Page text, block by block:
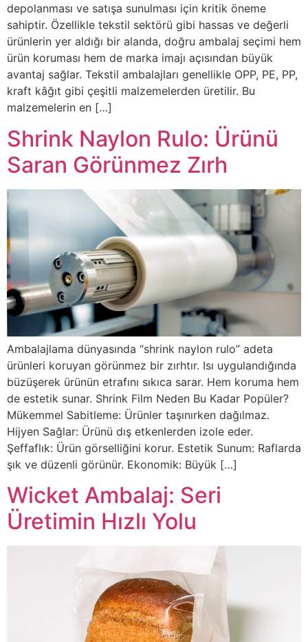
depolanması ve satışa sunulması için kritik öneme
sahiptir. Özellikle tekstil sektörü gibi hassas ve değerli
ürünlerin yer aldığı bir alanda, doğru ambalaj seçimi hem
ürün koruması hem de marka imajı açısından büyük
avantaj sağlar. Tekstil ambalajları genellikle OPP, PE, PP,
kraft kâğıt gibi çeşitli malzemelerden üretilir. Bu
malzemelerin en […]
Shrink Naylon Rulo: Ürünü
Saran Görünmez Zırh
Ambalajlama dünyasında “shrink naylon rulo” adeta
ürünleri koruyan görünmez bir zırhtır. Isı uygulandığında
büzüşerek ürünün etrafını sıkıca sarar. Hem koruma hem
de estetik sunar. Shrink Film Neden Bu Kadar Popüler?
Mükemmel Sabitleme: Ürünler taşınırken dağılmaz.
Hijyen Sağlar: Ürünü dış etkenlerden izole eder.
Şeffaflık: Ürün görselliğini korur. Estetik Sunum: Raflarda
şık ve düzenli görünür. Ekonomik: Büyük […]
Wicket Ambalaj: Seri
Üretimin Hızlı Yolu